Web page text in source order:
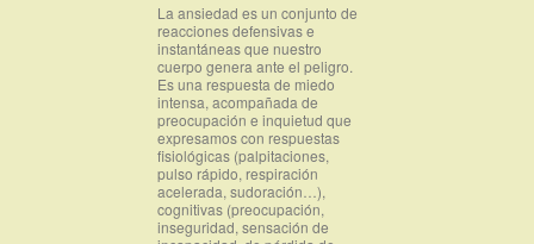
La ansiedad es un conjunto de
reacciones defensivas e
instantáneas que nuestro
cuerpo genera ante el peligro.
Es una respuesta de miedo
intensa, acompañada de
preocupación e inquietud que
expresamos con respuestas
fisiológicas (palpitaciones,
pulso rápido, respiración
acelerada, sudoración…),
cognitivas (preocupación,
inseguridad, sensación de